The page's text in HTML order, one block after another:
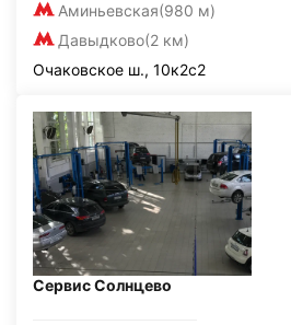
Аминьевская(980 м)
Давыдково(2 км)
Очаковское ш., 10к2с2
Сервис Солнцево